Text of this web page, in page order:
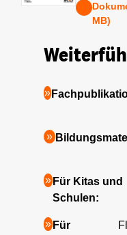
MB)
Für Kitas und
Schulen:
Für